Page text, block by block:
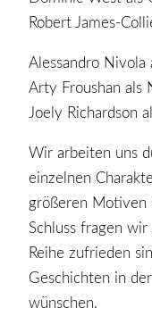
Robert James-
Alessandro Nivola
Arty Froushan als
Joely Richardson
Wir arbeiten uns
einzelnen
größeren Motiven
Schluss fragen
Reihe zufrieden
Geschichten in
wünschen.